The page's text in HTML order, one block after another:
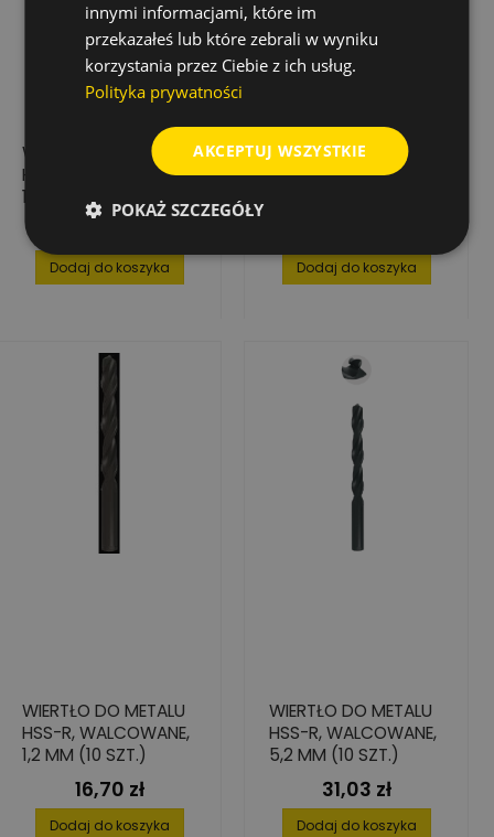
WIERTŁO DO METALU
HSS-R, Ø 12.5 MM X
151 MM (5 SZT.)
Dodaj do koszyka
WIERTŁO DO METALU
HSS-R, Ø 8.7 MM X
Dodaj do koszyka
WIERTŁO DO METALU
HSS-R, WALCOWANE,
1,2 MM (10 SZT.)
Cena
16,70 zł
Dodaj do koszyka
WIERTŁO DO METALU
HSS-R, WALCOWANE,
5,2 MM (10 SZT.)
Cena
31,03 zł
Dodaj do koszyka
innymi informacjami, które im
przekazałeś lub które zebrali w wyniku
korzystania przez Ciebie z ich usług.
Polityka prywatności
AKCEPTUJ WSZYSTKIE
POKAŻ SZCZEGÓŁY